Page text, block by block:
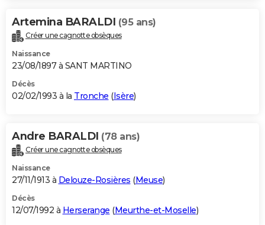
Artemina BARALDI (95 ans)
Créer une cagnotte obsèques
Naissance
23/08/1897 à SANT MARTINO
Décès
02/02/1993 à la Tronche (Isère)
Andre BARALDI (78 ans)
Créer une cagnotte obsèques
Naissance
27/11/1913 à Delouze-Rosières (Meuse)
Décès
12/07/1992 à Herserange (Meurthe-et-Moselle)